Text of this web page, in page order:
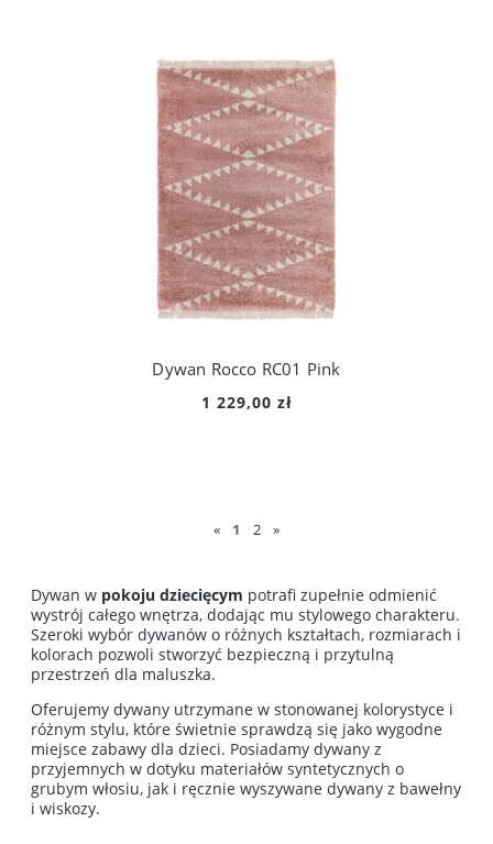
Dywan Rocco RC01 Pink
1 229,00 zł
« 1 2 »
Dywan w pokoju dziecięcym potrafi zupełnie odmienić
wystrój całego wnętrza, dodając mu stylowego charakteru.
Szeroki wybór dywanów o różnych kształtach, rozmiarach i
kolorach pozwoli stworzyć bezpieczną i przytulną
przestrzeń dla maluszka.
Oferujemy dywany utrzymane w stonowanej kolorystyce i
różnym stylu, które świetnie sprawdzą się jako wygodne
miejsce zabawy dla dzieci. Posiadamy dywany z
przyjemnych w dotyku materiałów syntetycznych o
grubym włosiu, jak i ręcznie wyszywane dywany z bawełny
i wiskozy.